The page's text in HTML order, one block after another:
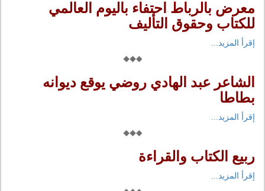
معرض بالرباط احتفاء باليوم العالمي
للكتاب وحقوق التأليف
إقرأ المزيد...
الشاعر عبد الهادي روضي يوقع ديوانه
بطاطا
إقرأ المزيد...
ربيع الكتاب والقراءة
إقرأ المزيد...